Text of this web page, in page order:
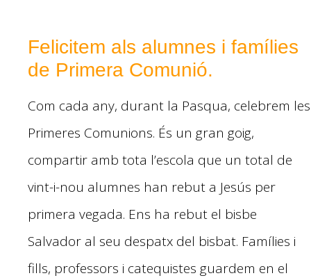
Felicitem als alumnes i famílies
de Primera Comunió.
Com cada any, durant la Pasqua, celebrem les
Primeres Comunions. És un gran goig,
compartir amb tota l’escola que un total de
vint-i-nou alumnes han rebut a Jesús per
primera vegada. Ens ha rebut el bisbe
Salvador al seu despatx del bisbat. Famílies i
fills, professors i catequistes guardem en el